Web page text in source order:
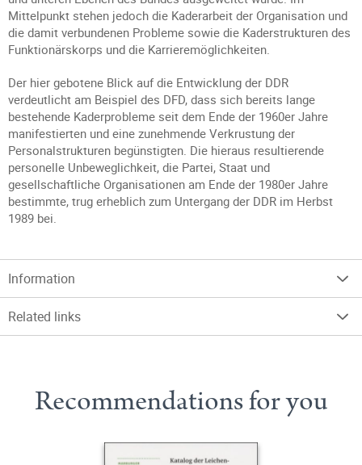
Mittelpunkt stehen jedoch die Kaderarbeit der Organisation und
die damit verbundenen Probleme sowie die Kaderstrukturen des
Funktionärskorps und die Karrieremöglichkeiten.
Der hier gebotene Blick auf die Entwicklung der DDR
verdeutlicht am Beispiel des DFD, dass sich bereits lange
bestehende Kaderprobleme seit dem Ende der 1960er Jahre
manifestierten und eine zunehmende Verkrustung der
Personalstrukturen begünstigten. Die hieraus resultierende
personelle Unbeweglichkeit, die Partei, Staat und
gesellschaftliche Organisationen am Ende der 1980er Jahre
bestimmte, trug erheblich zum Untergang der DDR im Herbst
1989 bei.
Information
Related links
Recommendations for you